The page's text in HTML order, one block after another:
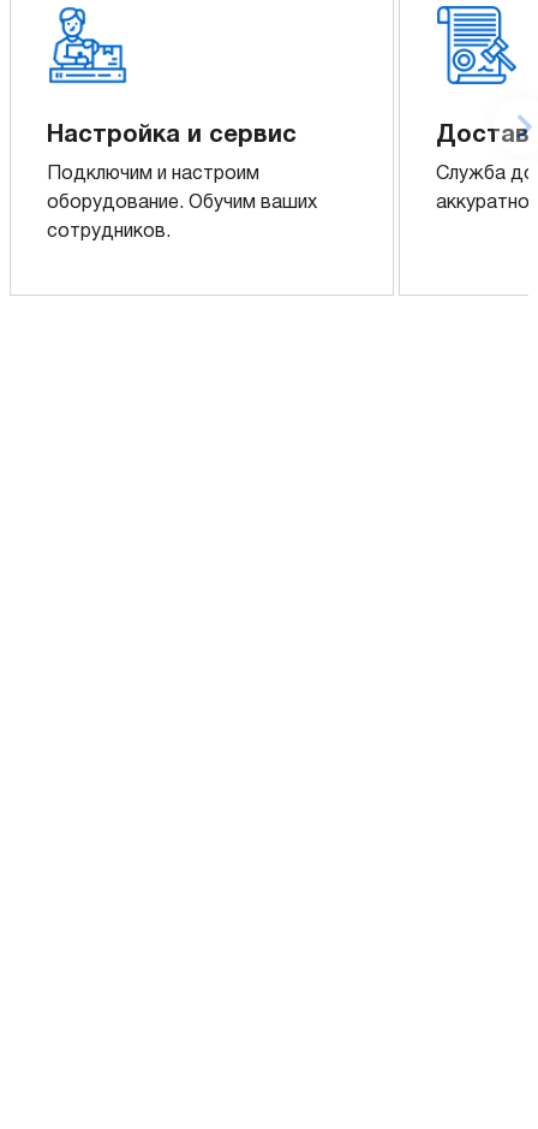
Настройка и сервис
Подключим и настроим
оборудование. Обучим ваших
сотрудников.
Служба
аккуратно